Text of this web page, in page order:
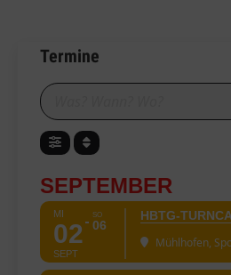
Termine
SEPTEMBER
MI
02
SEPT
SO
06
HBTG-
Mühlhofen,